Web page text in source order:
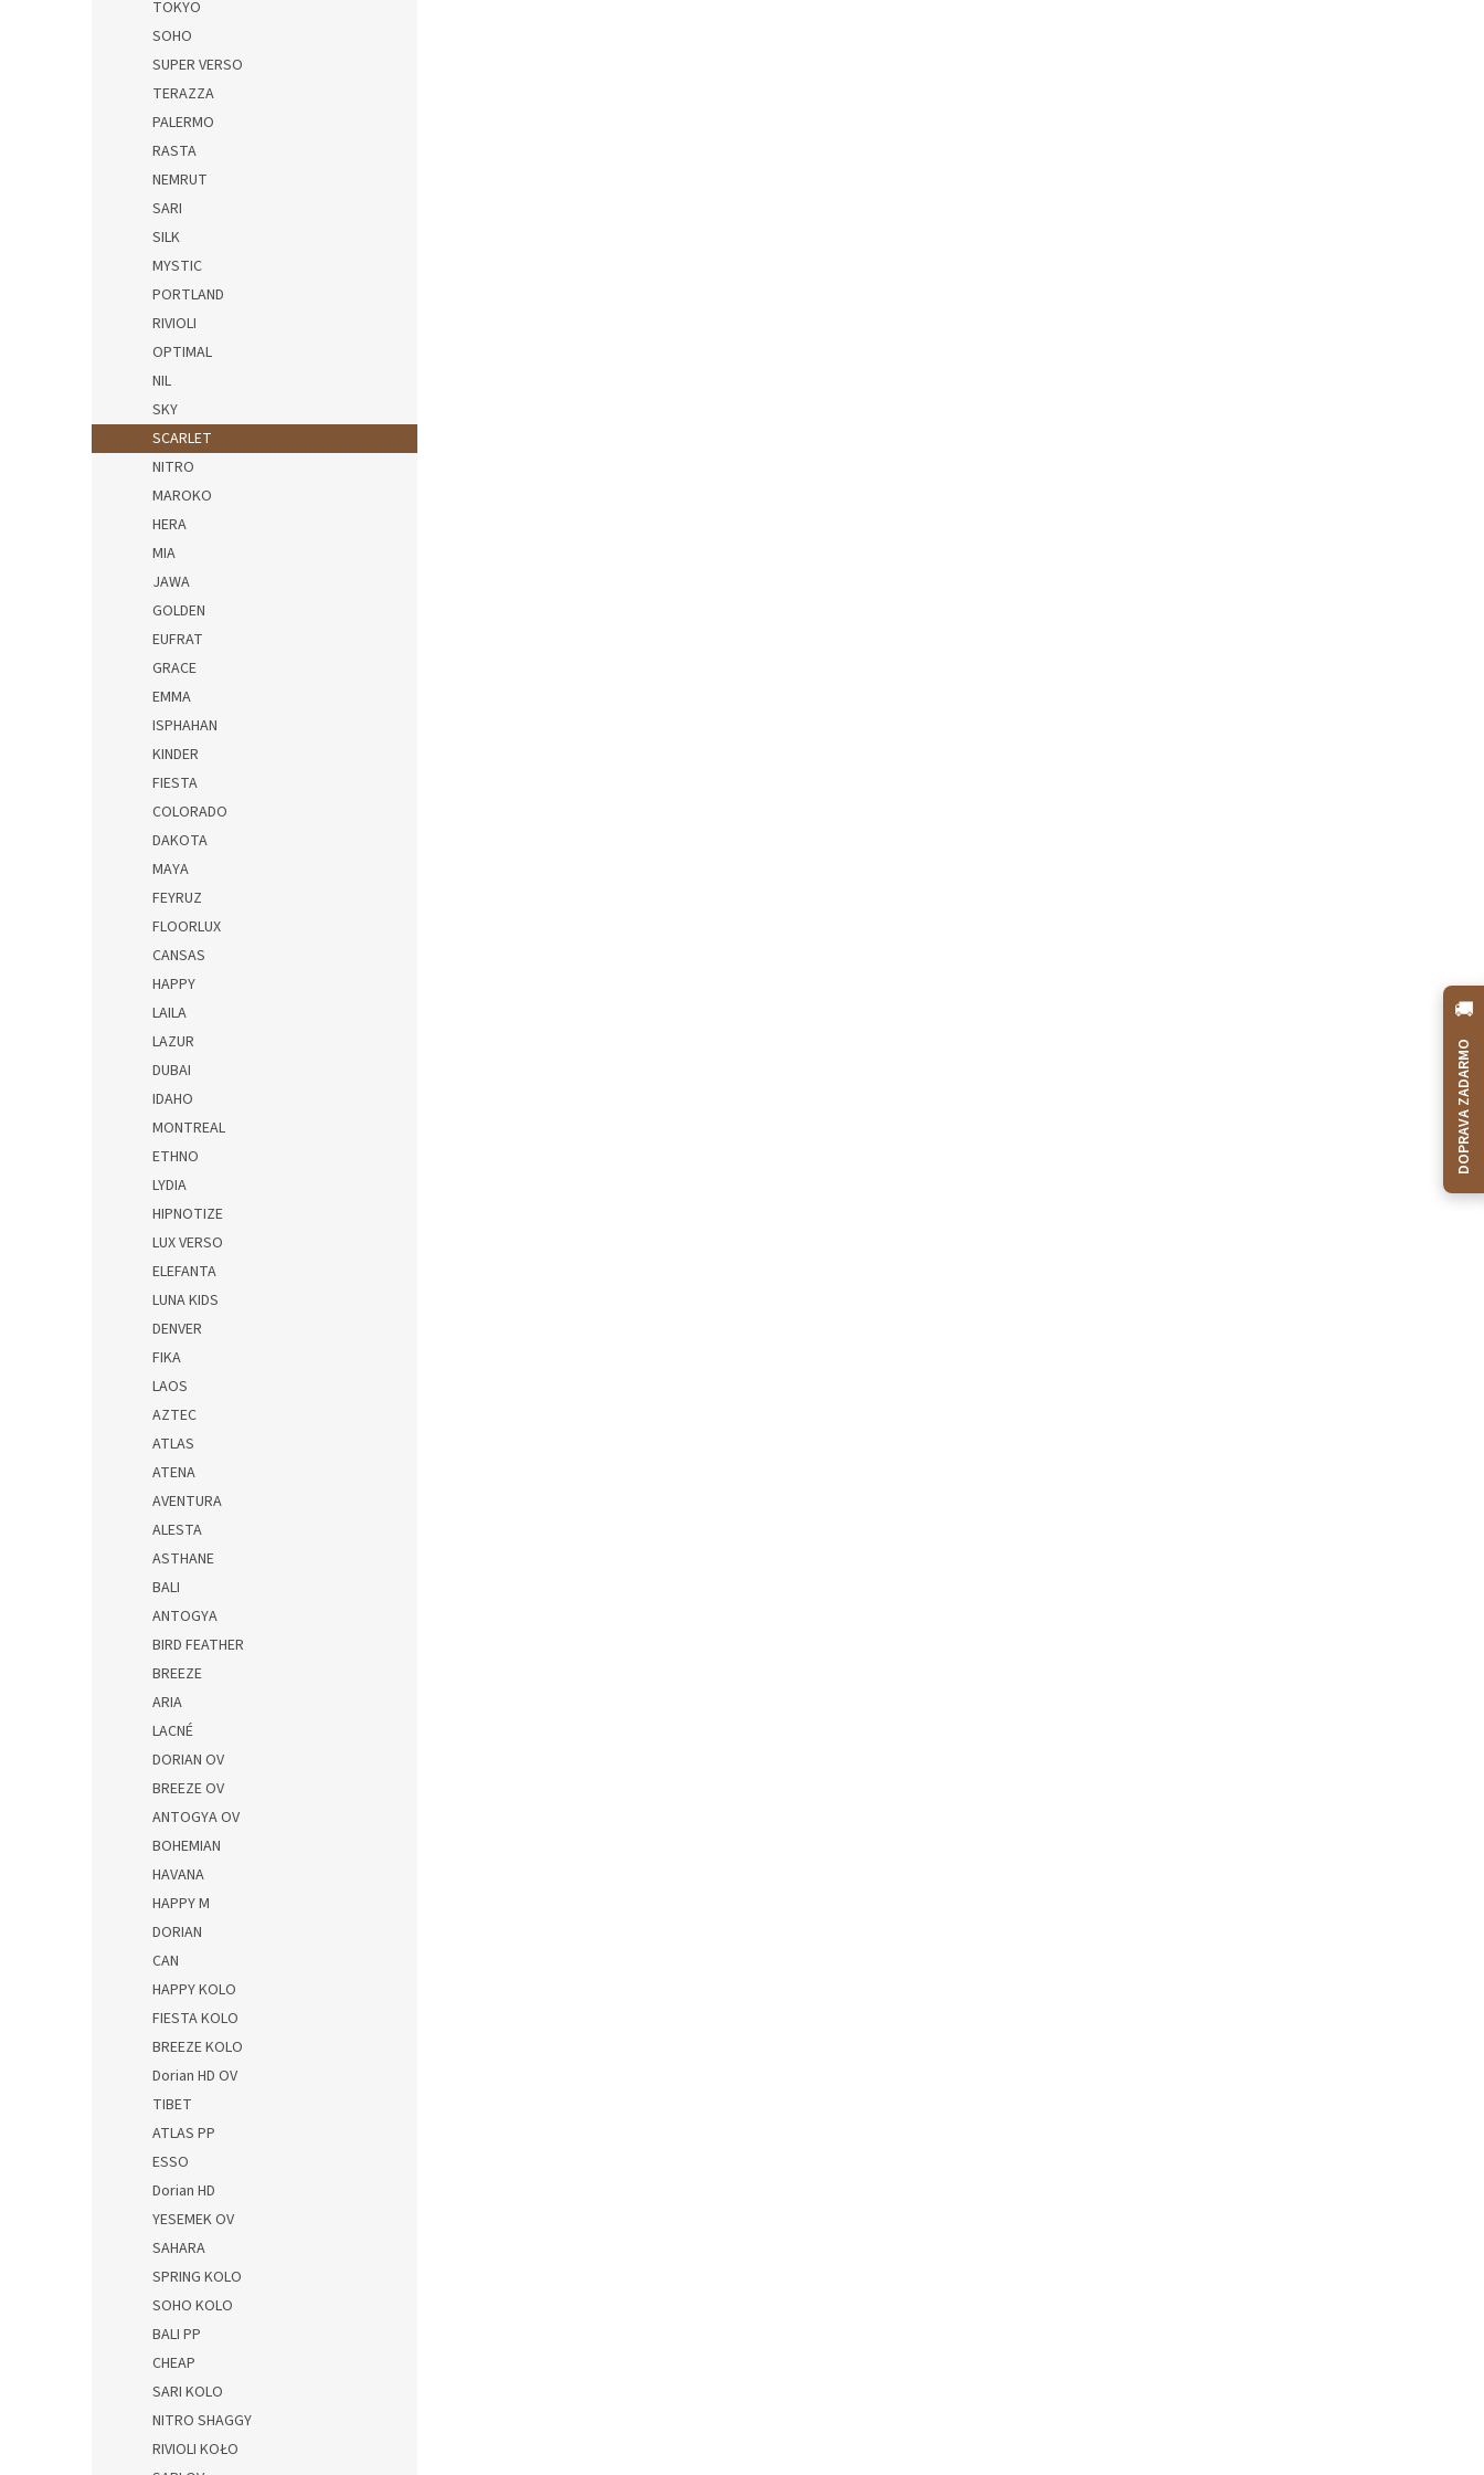
TOKYO
SOHO
SUPER VERSO
TERAZZA
PALERMO
RASTA
NEMRUT
SARI
SILK
MYSTIC
PORTLAND
RIVIOLI
OPTIMAL
NIL
SKY
SCARLET
NITRO
MAROKO
HERA
MIA
JAWA
GOLDEN
EUFRAT
GRACE
EMMA
ISPHAHAN
KINDER
FIESTA
COLORADO
DAKOTA
MAYA
FEYRUZ
FLOORLUX
CANSAS
HAPPY
LAILA
LAZUR
DUBAI
IDAHO
MONTREAL
ETHNO
LYDIA
HIPNOTIZE
LUX VERSO
ELEFANTA
LUNA KIDS
DENVER
FIKA
LAOS
AZTEC
ATLAS
ATENA
AVENTURA
ALESTA
ASTHANE
BALI
ANTOGYA
BIRD FEATHER
BREEZE
ARIA
LACNÉ
DORIAN OV
BREEZE OV
ANTOGYA OV
BOHEMIAN
HAVANA
HAPPY M
DORIAN
CAN
HAPPY KOLO
FIESTA KOLO
BREEZE KOLO
Dorian HD OV
TIBET
ATLAS PP
ESSO
Dorian HD
YESEMEK OV
SAHARA
SPRING KOLO
SOHO KOLO
BALI PP
CHEAP
SARI KOLO
NITRO SHAGGY
RIVIOLI KOŁO
🚚
DOPRAVA ZADARMO